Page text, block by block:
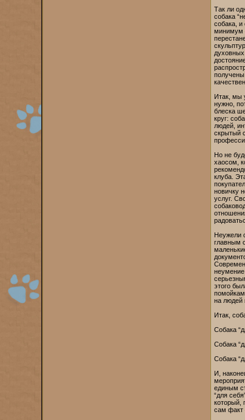
Так ли
собака
собака, и
минимум
получены
Итак, мы
нужно,
блеска
круг:
людей,
скрытый
Но не
хаосом,
клуба.
новичку
услуг.
Неужели
главным
неумение
этого
на людей
Итак,
Собака
Собака
Собака
И,
единым
“для
который,
сам факт